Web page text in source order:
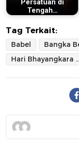
Persatuan di
Tengah…
Tag Terkait:
Babel Bangka
Hari